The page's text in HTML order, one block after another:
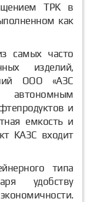
ТРК в
как
самых часто
изделий,
ООО «АЗС
и
емкость и
КАЗС входит
типа
удобству